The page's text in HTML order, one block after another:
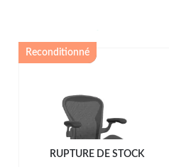
Reconditionné
RUPTURE DE STOCK